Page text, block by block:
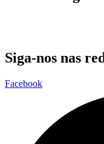
Siga-nos nas
Facebook